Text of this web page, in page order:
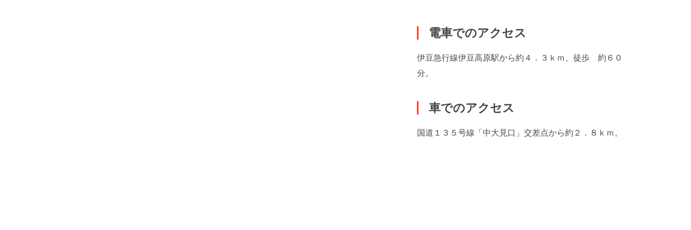
電車でのアクセス
伊豆急行線伊豆高原駅から約４．３ｋｍ、徒歩 約６０
分。
車でのアクセス
国道１３５号線「中大見口」交差点から約２．８ｋｍ。